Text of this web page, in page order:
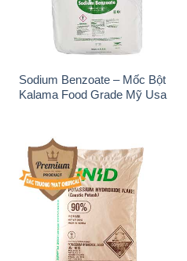
Sodium Benzoate – Mốc Bột
Kalama Food Grade Mỹ Usa